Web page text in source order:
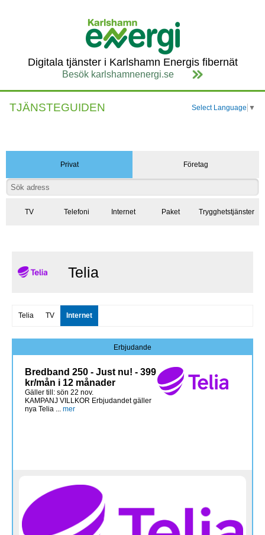
Digitala tjänster i Karlshamn Energis fibernät
Besök karlshamnenergi.se
TJÄNSTEGUIDEN Select Language ▼
Privat Företag
TV Telefoni Internet Paket Trygghetstjänster
Telia
Telia TV Internet
Erbjudande
Bredband 250 - Just nu! - 399
kr/mån i 12 månader
Gäller till: sön 22 nov.
KAMPANJ VILLKOR Erbjudandet gäller
nya Telia ... mer